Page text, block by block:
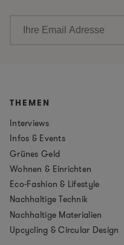
THEMEN
Interviews
Infos & Events
Grünes Geld
Wohnen & Einrichten
Eco-Fashion & Lifestyle
Nachhaltige Technik
Nachhaltige Materialien
Upcycling & Circular Design